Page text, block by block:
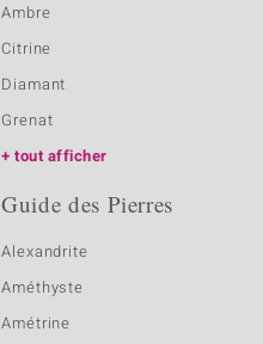
Ambre
Citrine
Diamant
Grenat
tout afficher
Guide des Pierres
Alexandrite
Améthyste
Amétrine